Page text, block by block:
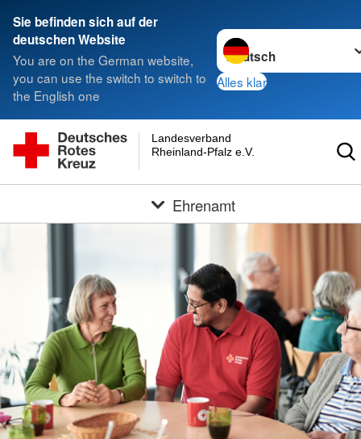
Sie befinden sich auf der
deutschen Website
You are on the German website,
you can use the switch to switch to
the English one
Sprache wechseln zu
Alles klar
Rheinland-Pfalz e.V.
Landesverband
Ehrenamt